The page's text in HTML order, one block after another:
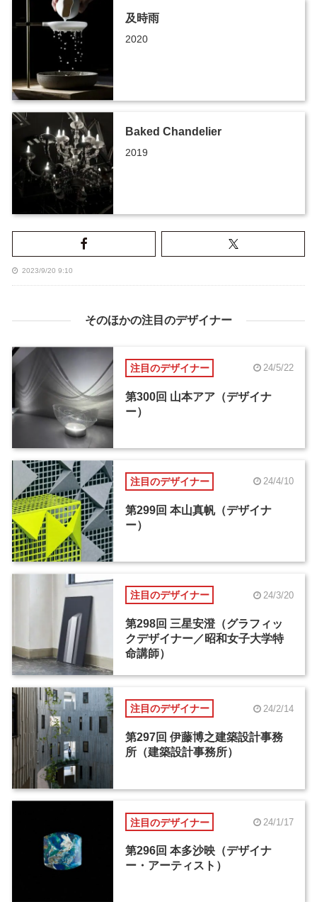
及時雨
2020
Baked Chandelier
2019
2023/9/20 9:10
そのほかの注目のデザイナー
注目のデザイナー 24/5/22
第300回 山本アア（デザイナ
ー）
注目のデザイナー 24/4/10
第299回 本山真帆（デザイナ
ー）
注目のデザイナー 24/3/20
第298回 三星安澄（グラフィッ
クデザイナー／昭和女子大学特
命講師）
注目のデザイナー 24/2/14
第297回 伊藤博之建築設計事務
所（建築設計事務所）
注目のデザイナー 24/1/17
第296回 本多沙映（デザイナ
ー・アーティスト）